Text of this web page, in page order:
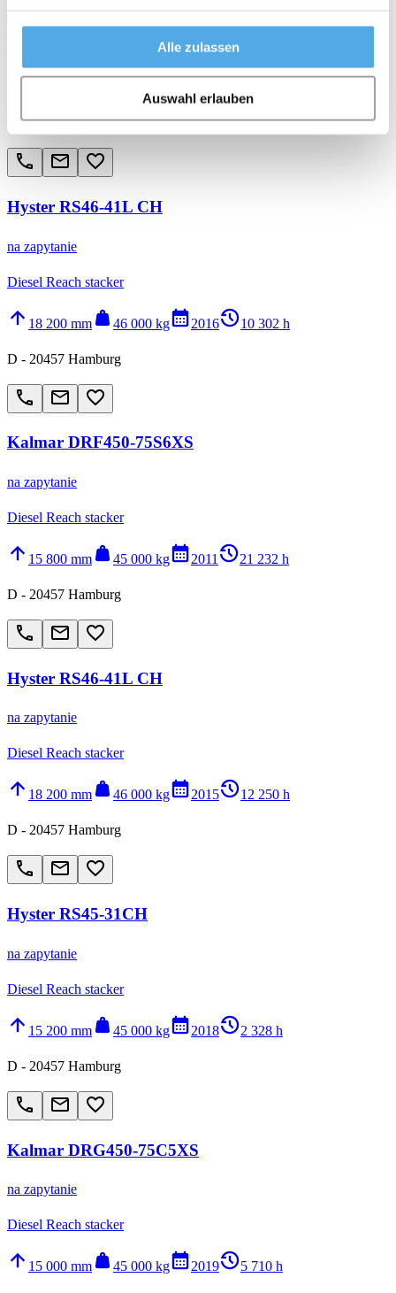
Alle zulassen
Auswahl erlauben
na zapytanie
arrow_upward weight calendar_month history_2
D - 20457 Hamburg
call email favorite_border
Hyster RS46-41L CH
na zapytanie
Diesel Reach stacker
arrow_upward 18 200 mm weight 46 000 kgcalendar_month2016history_210 302 h
D - 20457 Hamburg
call email favorite_border
Kalmar DRF450-75S6XS
na zapytanie
Diesel Reach stacker
arrow_upward 15 800 mm weight 45 000 kgcalendar_month2011 history_221 232 h
D - 20457 Hamburg
call email favorite_border
Hyster RS46-41L CH
na zapytanie
Diesel Reach stacker
arrow_upward 18 200 mm weight 46 000 kgcalendar_month2015history_212 250 h
D - 20457 Hamburg
call email favorite_border
Hyster RS45-31CH
na zapytanie
Diesel Reach stacker
arrow_upward 15 200 mm weight 45 000 kgcalendar_month2018history_22 328 h
D - 20457 Hamburg
call email favorite_border
Kalmar DRG450-75C5XS
na zapytanie
Diesel Reach stacker
arrow_upward 15 000 mm weight 45 000 kgcalendar_month2019history_25 710 h